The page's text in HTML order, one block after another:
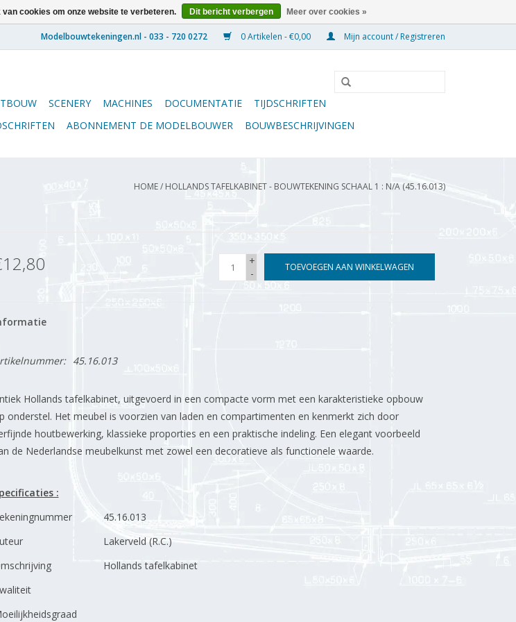
0 Artikelen - €0,00 Mijn account / Registreren
SCENERY MACHINES DOCUMENTATIE
TIJDSCHRIFTEN
ABONNEMENT DE MODELBOUWER BOUWBESCHRIJVINGEN
HOME/ HOLLANDS TAFELKABINET - BOUWTEKENING SCHAAL 1 : N/A (45.16.013)
+
-
TOEVOEGEN AAN WINKELWAGEN
45.16.013
Hollands tafelkabinet, uitgevoerd in een compacte vorm met een karakteristieke opbouw
onderstel. Het meubel is voorzien van laden en compartimenten en kenmerkt zich door
houtbewerking, klassieke proporties en een praktische indeling. Een elegant voorbeeld
de Nederlandse meubelkunst met zowel een decoratieve als functionele waarde.
:
45.16.013
Lakerveld (R.C.)
Hollands tafelkabinet
cookies om onze website te verbeteren. Dit bericht verbergen Meer over cookies »